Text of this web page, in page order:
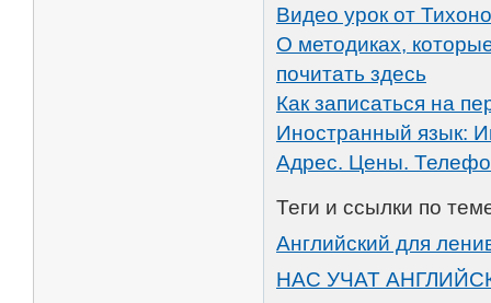
Видео урок от
О методиках,
почитать здесь
Как записаться на
Иностранный язык:
Адрес. Цены.
Теги и ссылки по
Английский для
НАС УЧАТ